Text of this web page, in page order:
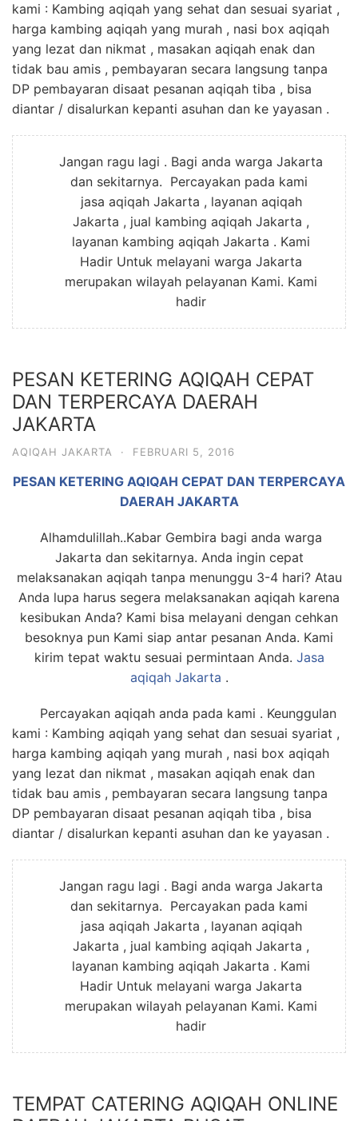
kami : Kambing aqiqah yang sehat dan sesuai syariat ,
harga kambing aqiqah yang murah , nasi box aqiqah
yang lezat dan nikmat , masakan aqiqah enak dan
tidak bau amis , pembayaran secara langsung tanpa
DP pembayaran disaat pesanan aqiqah tiba , bisa
diantar / disalurkan kepanti asuhan dan ke yayasan .
Jangan ragu lagi . Bagi anda warga Jakarta
dan sekitarnya. Percayakan pada kami
jasa aqiqah Jakarta , layanan aqiqah
Jakarta , jual kambing aqiqah Jakarta ,
layanan kambing aqiqah Jakarta . Kami
Hadir Untuk melayani warga Jakarta
merupakan wilayah pelayanan Kami. Kami
hadir
PESAN KETERING AQIQAH CEPAT
DAN TERPERCAYA DAERAH
JAKARTA
AQIQAH JAKARTA · FEBRUARI 5, 2016
PESAN KETERING AQIQAH CEPAT DAN TERPERCAYA
DAERAH JAKARTA
Alhamdulillah..Kabar Gembira bagi anda warga
Jakarta dan sekitarnya. Anda ingin cepat
melaksanakan aqiqah tanpa menunggu 3-4 hari? Atau
Anda lupa harus segera melaksanakan aqiqah karena
kesibukan Anda? Kami bisa melayani dengan cehkan
besoknya pun Kami siap antar pesanan Anda. Kami
kirim tepat waktu sesuai permintaan Anda. Jasa
aqiqah Jakarta .
Percayakan aqiqah anda pada kami . Keunggulan
kami : Kambing aqiqah yang sehat dan sesuai syariat ,
harga kambing aqiqah yang murah , nasi box aqiqah
yang lezat dan nikmat , masakan aqiqah enak dan
tidak bau amis , pembayaran secara langsung tanpa
DP pembayaran disaat pesanan aqiqah tiba , bisa
diantar / disalurkan kepanti asuhan dan ke yayasan .
Jangan ragu lagi . Bagi anda warga Jakarta
dan sekitarnya. Percayakan pada kami
jasa aqiqah Jakarta , layanan aqiqah
Jakarta , jual kambing aqiqah Jakarta ,
layanan kambing aqiqah Jakarta . Kami
Hadir Untuk melayani warga Jakarta
merupakan wilayah pelayanan Kami. Kami
hadir
TEMPAT CATERING AQIQAH ONLINE